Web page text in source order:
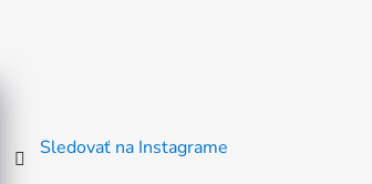
Sledovať na Instagrame